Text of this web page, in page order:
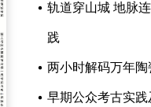
轨道穿山城 地脉
践
两小时解码万年
早期公众考古实践